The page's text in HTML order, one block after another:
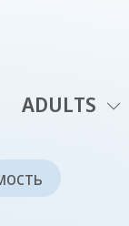
ADULTS